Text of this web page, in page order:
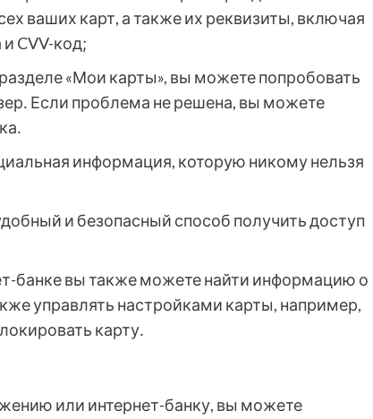
ваших карт, а также их реквизиты, включая
CVV-код;
«Мои карты», вы можете попробовать
Если проблема не решена, вы можете
информация, которую никому нельзя
и безопасный способ получить доступ
банке вы также можете найти информацию о
управлять настройками карты, например,
карту․
или интернет-банку, вы можете